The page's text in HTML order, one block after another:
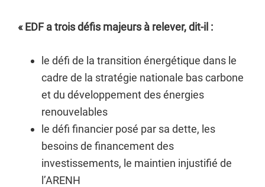
« EDF a trois défis majeurs à relever, dit-il :
le défi de la transition énergétique dans le
cadre de la stratégie nationale bas carbone
et du développement des énergies
renouvelables
le défi financier posé par sa dette, les
besoins de financement des
investissements, le maintien injustifié de
l’ARENH